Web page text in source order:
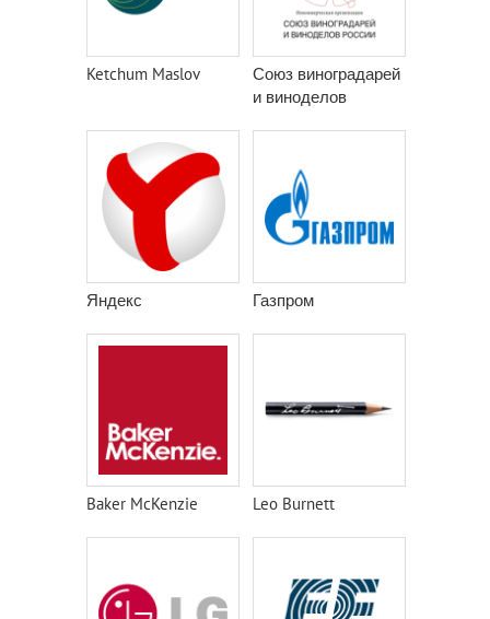
Ketchum Maslov
Союз виноградарей
и виноделов
Яндекс Газпром
Baker McKenzie Leo Burnett